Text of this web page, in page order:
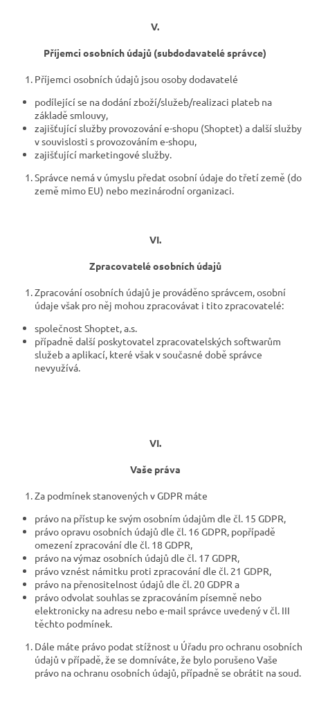
V.
Příjemci osobních údajů (subdodavatelé správce)
Příjemci osobních údajů jsou osoby dodavatelé
podílející se na dodání zboží/služeb/realizaci plateb na
základě smlouvy,
zajišťující služby provozování e-shopu (Shoptet) a další služby
v souvislosti s provozováním e-shopu,
zajišťující marketingové služby.
Správce nemá v úmyslu předat osobní údaje do třetí země (do
země mimo EU) nebo mezinárodní organizaci.
VI.
Zpracovatelé osobních údajů
Zpracování osobních údajů je prováděno správcem, osobní
údaje však pro něj mohou zpracovávat i tito zpracovatelé:
společnost Shoptet, a.s.
případně další poskytovatel zpracovatelských softwarům
služeb a aplikací, které však v současné době správce
nevyužívá.
VI.
Vaše práva
Za podmínek stanovených v GDPR máte
právo na přístup ke svým osobním údajům dle čl. 15 GDPR,
právo opravu osobních údajů dle čl. 16 GDPR, popřípadě
omezení zpracování dle čl. 18 GDPR,
právo na výmaz osobních údajů dle čl. 17 GDPR,
právo vznést námitku proti zpracování dle čl. 21 GDPR,
právo na přenositelnost údajů dle čl. 20 GDPR a
právo odvolat souhlas se zpracováním písemně nebo
elektronicky na adresu nebo e-mail správce uvedený v čl. III
těchto podmínek.
Dále máte právo podat stížnost u Úřadu pro ochranu osobních
údajů v případě, že se domníváte, že bylo porušeno Vaše
právo na ochranu osobních údajů, případně se obrátit na soud.